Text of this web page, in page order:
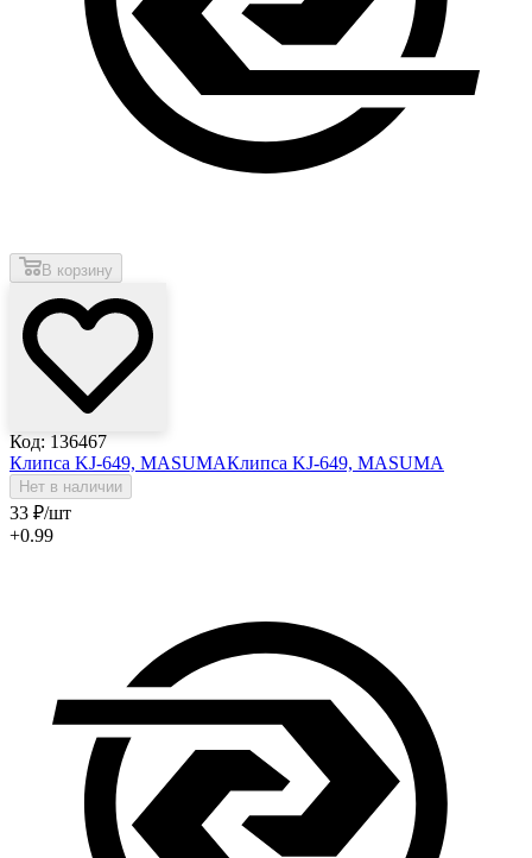
В корзину
Код: 136467
Клипса KJ-649, MASUMAКлипса KJ-649, MASUMA
Нет в наличии
33 ₽/шт
+0.99